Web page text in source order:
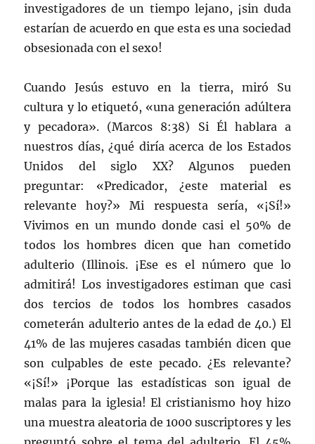
investigadores de un tiempo lejano, ¡sin duda
estarían de acuerdo en que esta es una sociedad
obsesionada con el sexo!
Cuando Jesús estuvo en la tierra, miró Su
cultura y lo etiquetó, «una generación adúltera
y pecadora». (Marcos 8:38) Si Él hablara a
nuestros días, ¿qué diría acerca de los Estados
Unidos del siglo XX? Algunos pueden
preguntar: «Predicador, ¿este material es
relevante hoy?» Mi respuesta sería, «¡Sí!»
Vivimos en un mundo donde casi el 50% de
todos los hombres dicen que han cometido
adulterio (Illinois. ¡Ese es el número que lo
admitirá! Los investigadores estiman que casi
dos tercios de todos los hombres casados
cometerán adulterio antes de la edad de 40.) El
41% de las mujeres casadas también dicen que
son culpables de este pecado. ¿Es relevante?
«¡Sí!» ¡Porque las estadísticas son igual de
malas para la iglesia! El cristianismo hoy hizo
una muestra aleatoria de 1000 suscriptores y les